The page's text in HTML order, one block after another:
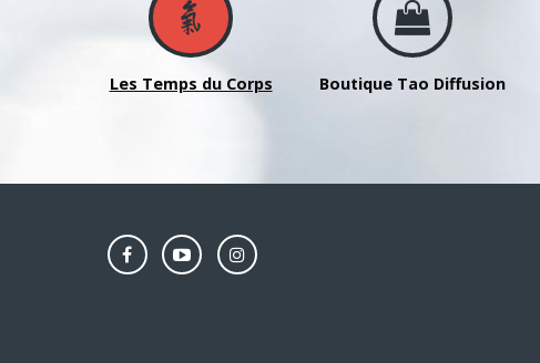
Les Temps du Corps Boutique Tao Diffusion